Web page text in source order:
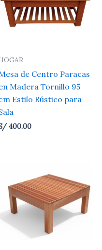
de Centro Paracas
Madera Tornillo 95
Estilo Rústico para
400.00